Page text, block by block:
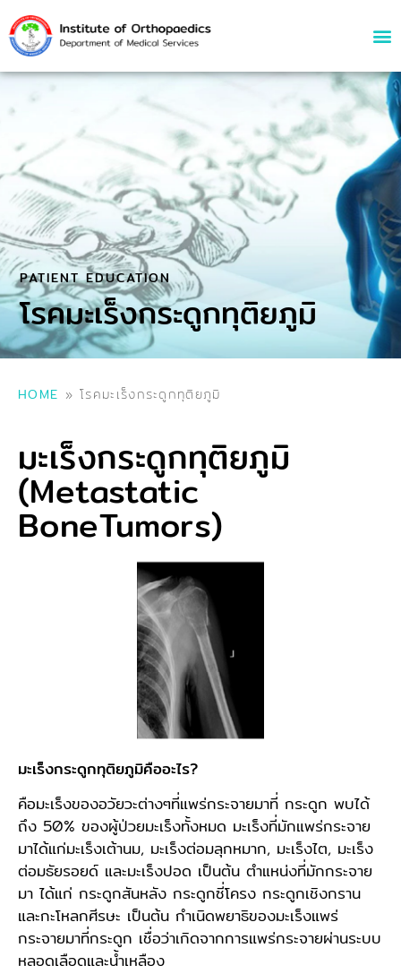
PATIENT EDUCATION
โรคมะเร็งกระดูกทุติยภูมิ
HOME »โรคมะเร็งกระดูกทุติยภูมิ
มะเร็งกระดูกทุติยภูมิ
(Metastatic
BoneTumors)
มะเร็งกระดูกทุติยภูมิคืออะไร?
คือมะเร็งของอวัยวะต่างๆที่แพร่กระจายมาที่ กระดูก พบได้
ถึง 50% ของผู้ป่วยมะเร็งทั้งหมด มะเร็งที่มักแพร่กระจาย
มาได้แก่มะเร็งเต้านม, มะเร็งต่อมลุกหมาก, มะเร็งไต, มะเร็ง
ต่อมธัยรอยด์ และมะเร็งปอด เป็นต้น ตำแหน่งที่มักกระจาย
มา ได้แก่ กระดูกสันหลัง กระดูกซี่โครง กระดูกเชิงกราน
และกะโหลกศีรษะ เป็นต้น กำเนิดพยาธิของมะเร็งแพร่
กระจายมาที่กระดูก เชื่อว่าเกิดจากการแพร่กระจายผ่านระบบ
หลอดเลือดและน้ำเหลือง